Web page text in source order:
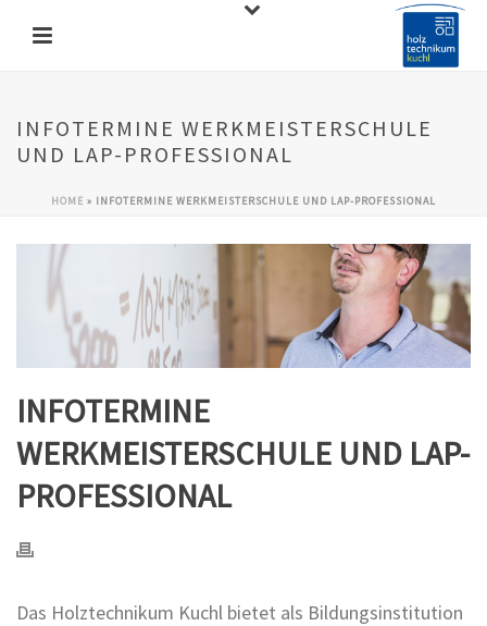
INFOTERMINE WERKMEISTERSCHULE
UND LAP-PROFESSIONAL
HOME » INFOTERMINE WERKMEISTERSCHULE UND LAP-PROFESSIONAL
INFOTERMINE
WERKMEISTERSCHULE UND LAP-
PROFESSIONAL
Das Holztechnikum Kuchl bietet als Bildungsinstitution